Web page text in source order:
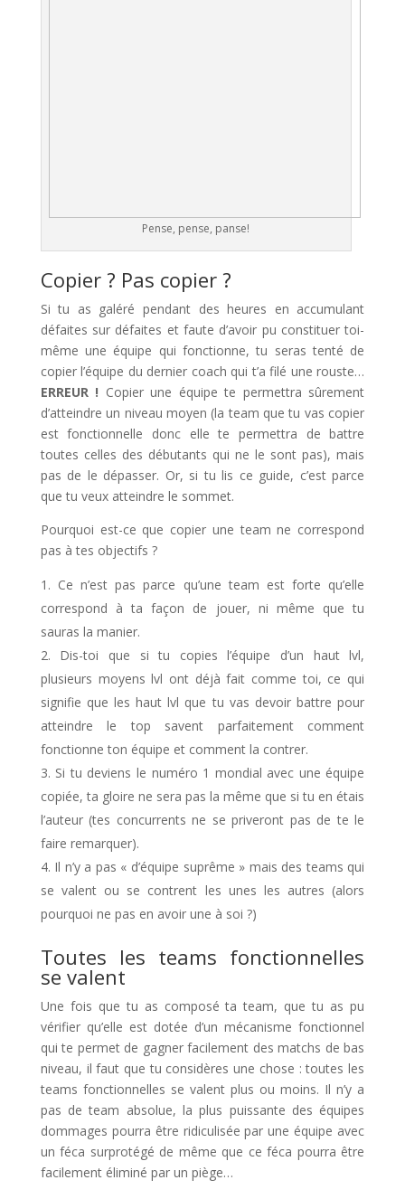
Pense, pense, panse!
Copier ? Pas copier ?
Si tu as galéré pendant des heures en accumulant
défaites sur défaites et faute d’avoir pu constituer toi-
même une équipe qui fonctionne, tu seras tenté de
copier l’équipe du dernier coach qui t’a filé une rouste…
ERREUR ! Copier une équipe te permettra sûrement
d’atteindre un niveau moyen (la team que tu vas copier
est fonctionnelle donc elle te permettra de battre
toutes celles des débutants qui ne le sont pas), mais
pas de le dépasser. Or, si tu lis ce guide, c’est parce
que tu veux atteindre le sommet.
Pourquoi est-ce que copier une team ne correspond
pas à tes objectifs ?
Ce n’est pas parce qu’une team est forte qu’elle
correspond à ta façon de jouer, ni même que tu
sauras la manier.
Dis-toi que si tu copies l’équipe d’un haut lvl,
plusieurs moyens lvl ont déjà fait comme toi, ce qui
signifie que les haut lvl que tu vas devoir battre pour
atteindre le top savent parfaitement comment
fonctionne ton équipe et comment la contrer.
Si tu deviens le numéro 1 mondial avec une équipe
copiée, ta gloire ne sera pas la même que si tu en étais
l’auteur (tes concurrents ne se priveront pas de te le
faire remarquer).
Il n’y a pas « d’équipe suprême » mais des teams qui
se valent ou se contrent les unes les autres (alors
pourquoi ne pas en avoir une à soi ?)
Toutes les teams fonctionnelles
se valent
Une fois que tu as composé ta team, que tu as pu
vérifier qu’elle est dotée d’un mécanisme fonctionnel
qui te permet de gagner facilement des matchs de bas
niveau, il faut que tu considères une chose : toutes les
teams fonctionnelles se valent plus ou moins. Il n’y a
pas de team absolue, la plus puissante des équipes
dommages pourra être ridiculisée par une équipe avec
un féca surprotégé de même que ce féca pourra être
facilement éliminé par un piège…